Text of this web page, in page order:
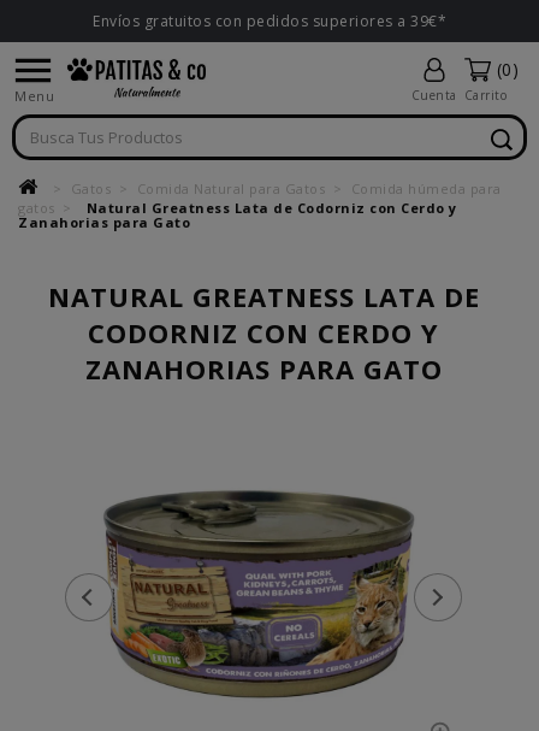
Envíos gratuitos con pedidos superiores a 39€*

Menu Cuenta
(0)
Carrito
Gatos Comida Natural para Gatos
Comida húmeda para
gatos
Natural Greatness Lata de Codorniz con Cerdo y
Zanahorias para Gato
NATURAL GREATNESS LATA DE
CODORNIZ CON CERDO Y
ZANAHORIAS PARA GATO